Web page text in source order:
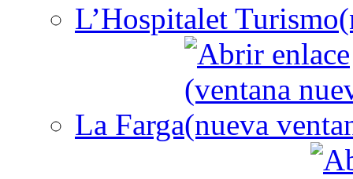
L’Hospitalet Turismo
La Farga